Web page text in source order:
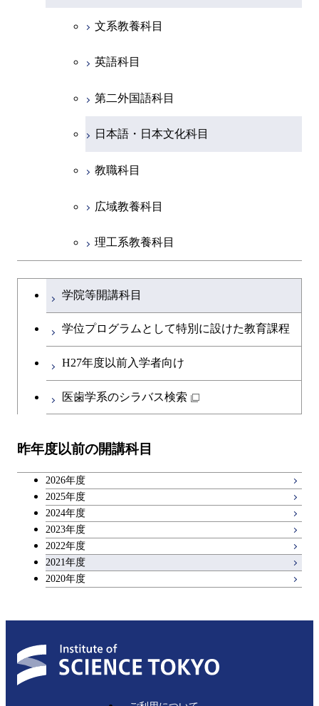
初年次専門科目
創造プロセス科目
共通専門科目
文系教養科目
英語科目
第二外国語科目
日本語・日本文化科目
教職科目
広域教養科目
理工系教養科目
学士課程を切り替える
学院等開講科目
学位プログラムとして特別に設けた教育課程
H27年度以前入学者向け
医歯学系のシラバス検索
昨年度以前の開講科目
2026年度
2025年度
2024年度
2023年度
2022年度
2021年度
2020年度